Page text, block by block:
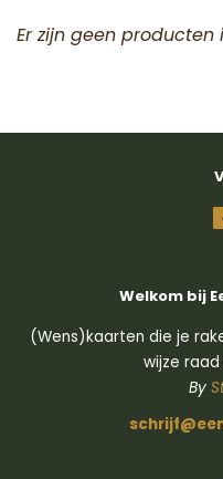
Er zijn geen
Welkom bij
(Wens)kaarten die je
wijze
By